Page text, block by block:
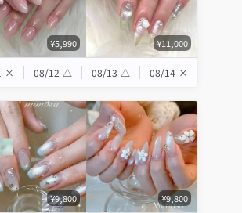
¥5,990 ¥11,000
× 08/12 △ 08/13 △ 08/14 ×
¥9,800 ¥9,800